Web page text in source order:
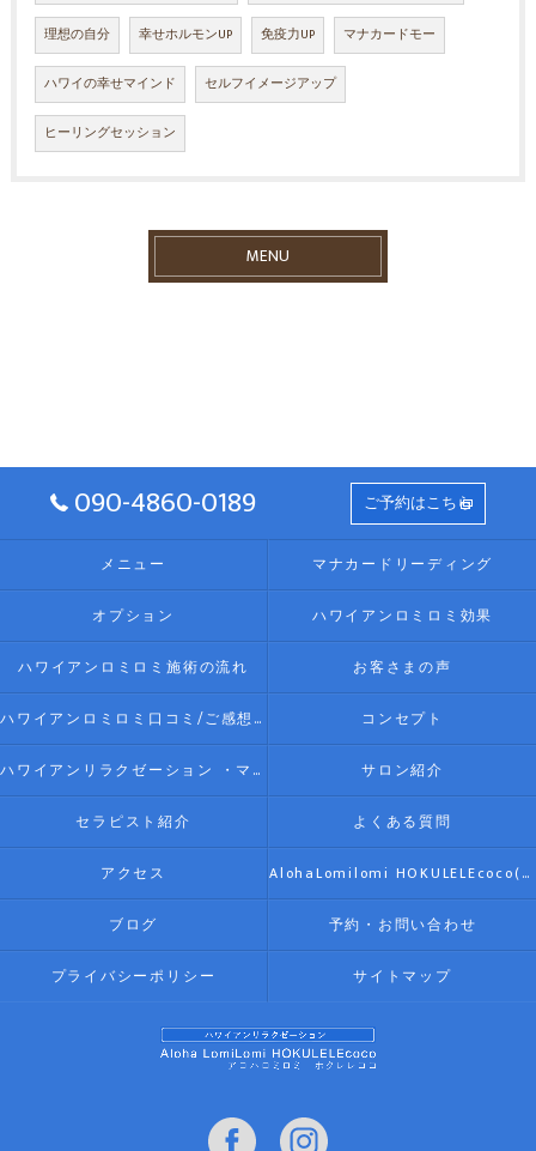
理想の自分 幸せホルモンUP 免疫力UP マナカードモー
ハワイの幸せマインド セルフイメージアップ
ヒーリングセッション
MENU
090-4860-0189 ご予約はこちら
メニュー マナカードリーディング
オプション ハワイアンロミロミ効果
ハワイアンロミロミ施術の流れ お客さまの声
ハワイアンロミロミ口コミ/ご感想(伊勢リラク/リラクゼーション) コンセプト
ハワイアンリラクゼーション ・マッサージ AlohaLomilomi HOKULELEcoco(アロハロミロミ ホクレレココ)☆彡について サロン紹介
セラピスト紹介 よくある質問
アクセス AlohaLomilomi HOKULELEcoco(アロハロミロミ ホクレレココ)☆彡
ブログ 予約・お問い合わせ
プライバシーポリシー サイトマップ